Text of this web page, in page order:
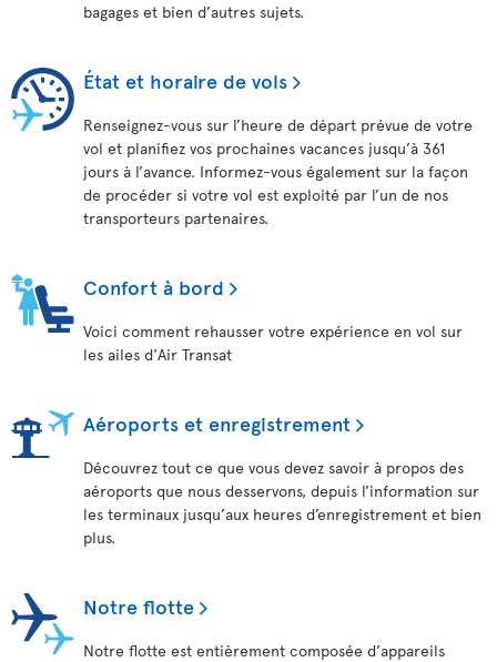
bagages et bien d’autres sujets.
État et horaire de vols
Renseignez-vous sur l’heure de départ prévue de votre
vol et planifiez vos prochaines vacances jusqu’à 361
jours à l’avance. Informez-vous également sur la façon
de procéder si votre vol est exploité par l’un de nos
transporteurs partenaires.
Confort à bord
Voici comment rehausser votre expérience en vol sur
les ailes d'Air Transat
Aéroports et enregistrement
Découvrez tout ce que vous devez savoir à propos des
aéroports que nous desservons, depuis l’information sur
les terminaux jusqu’aux heures d’enregistrement et bien
plus.
Notre flotte
Notre flotte est entièrement composée d’appareils